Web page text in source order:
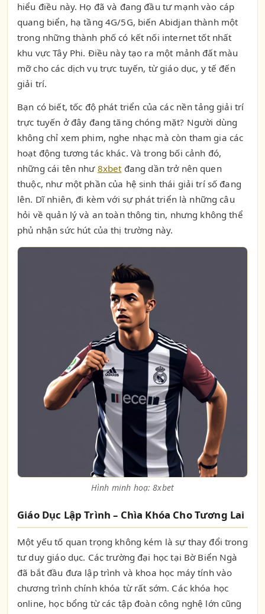
hiểu điều này. Họ đã và đang đầu tư mạnh vào cáp
quang biển, hạ tầng 4G/5G, biến Abidjan thành một
trong những thành phố có kết nối internet tốt nhất
khu vực Tây Phi. Điều này tạo ra một mảnh đất màu
mỡ cho các dịch vụ trực tuyến, từ giáo dục, y tế đến
giải trí.
Bạn có biết, tốc độ phát triển của các nền tảng giải trí
trực tuyến ở đây đang tăng chóng mặt? Người dùng
không chỉ xem phim, nghe nhạc mà còn tham gia các
hoạt động tương tác khác. Và trong bối cảnh đó,
những cái tên như 8xbetđang dần trở nên quen
thuộc, như một phần của hệ sinh thái giải trí số đang
lên. Dĩ nhiên, đi kèm với sự phát triển là những câu
hỏi về quản lý và an toàn thông tin, nhưng không thể
phủ nhận sức hút của thị trường này.
Hình minh hoạ: 8xbet
Giáo Dục Lập Trình – Chìa Khóa Cho Tương Lai
Một yếu tố quan trọng không kém là sự thay đổi trong
tư duy giáo dục. Các trường đại học tại Bờ Biển Ngà
đã bắt đầu đưa lập trình và khoa học máy tính vào
chương trình chính khóa từ rất sớm. Các khóa học
online, học bổng từ các tập đoàn công nghệ lớn cũng